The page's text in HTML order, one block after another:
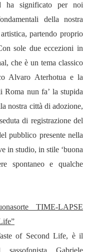
ha significato per noi
della nostra
partendo proprio
sole due eccezioni in
che è un tema classico
Alvaro Aterhotua e la
Roma nun fa’ la stupida
nostra città di adozione,
di registrazione del
pubblico presente nella
in studio, in stile ‘buona
spontaneo e qualche
TIME-LAPSE
”
of Second Life, è il
Gabriele